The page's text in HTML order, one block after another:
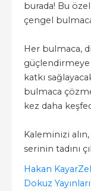
burada! Bu
çengel
Her bulmaca,
katkı
bulmaca
kez daha
Kaleminizi
serinin tadını
Hakan Kayar
Dokuz Yayınları